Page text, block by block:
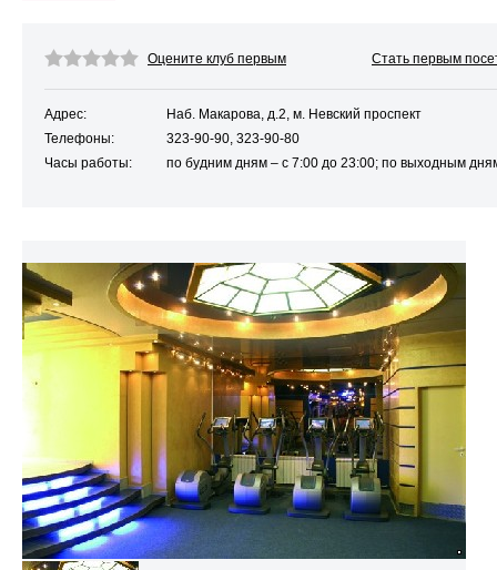
Оцените клуб первым Стать первым
Адрес:
Наб. Макарова, д.2, м. Невский проспект
Телефоны:
323-90-90, 323-90-80
Часы работы:
по будним дням – с 7:00 до 23:00; по выходным